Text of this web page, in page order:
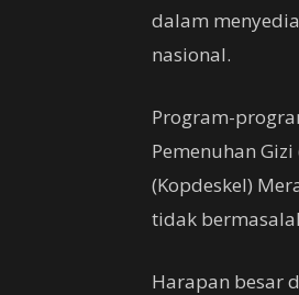
dalam
nasional.
Program-
Pemenuhan
(Kopdeskel)
tidak
Harapan besar